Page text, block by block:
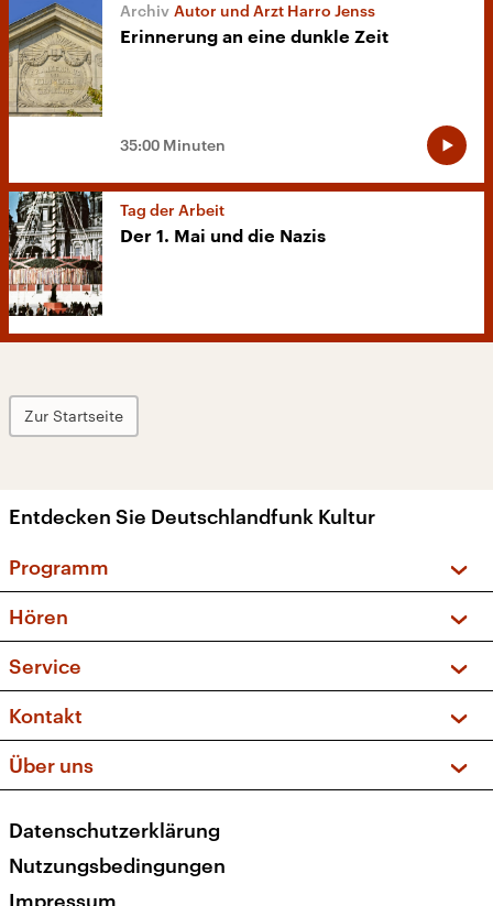
Autor und Arzt Harro Jenss
Erinnerung an eine dunkle Zeit
35:00 Minuten
Tag der Arbeit
Der 1. Mai und die Nazis
Zur Startseite
Entdecken Sie Deutschlandfunk Kultur
Programm
Sendungen und Podcasts
Musikliste
Kakadu – Das Kinderprogramm
Hören
Frequenzen (UKW + DAB+)
Service
FAQ
Apps
Newsletter
Kontakt
Social Media
Über uns
Presse
Karriere
Datenschutzerklärung
Nutzungsbedingungen
Impressum